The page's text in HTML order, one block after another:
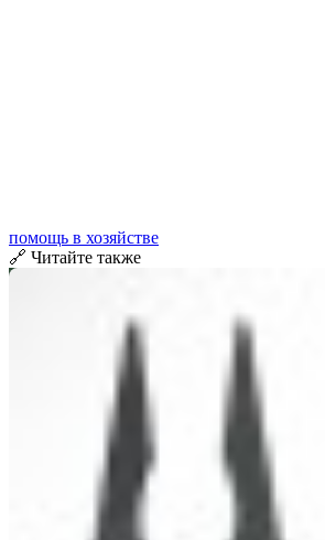
помощь в хозяйстве
🔗 Читайте также